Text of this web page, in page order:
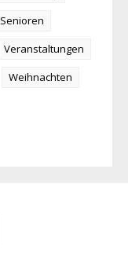
Senioren
Veranstaltungen
Weihnachten